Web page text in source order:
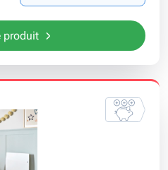
produit